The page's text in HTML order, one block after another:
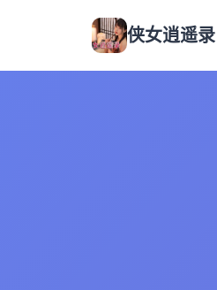
侠女逍遥录